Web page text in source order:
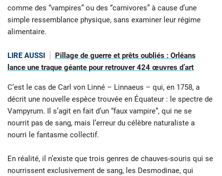
comme des “vampires” ou des “carnivores” à cause d’une
simple ressemblance physique, sans examiner leur régime
alimentaire.
LIRE AUSSI
Pillage de guerre et prêts oubliés : Orléans
lance une traque géante pour retrouver 424 œuvres d’art
C’est le cas de Carl von Linné – Linnaeus – qui, en 1758, a
décrit une nouvelle espèce trouvée en Équateur : le spectre de
Vampyrum. Il s’agit en fait d’un “faux vampire”, qui ne se
nourrit pas de sang, mais l’erreur du célèbre naturaliste a
nourri le fantasme collectif.
En réalité, il n’existe que trois genres de chauves-souris qui se
nourrissent exclusivement de sang, les Desmodinae, qui